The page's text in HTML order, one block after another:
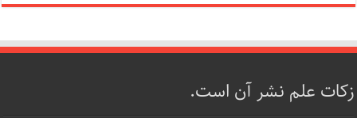
زکات علم نشر آن است.